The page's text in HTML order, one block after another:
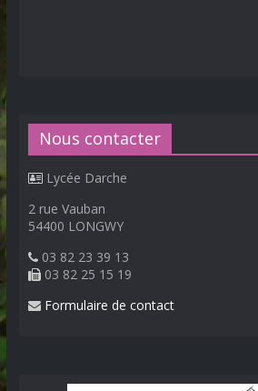
Nous contacter
Lycée Darche
2 rue Vauban
54400 LONGWY
03 82 23 39 13
03 82 25 15 19
Formulaire de contact